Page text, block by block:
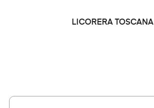
LEER MÁS
LICORERA TOSCANA